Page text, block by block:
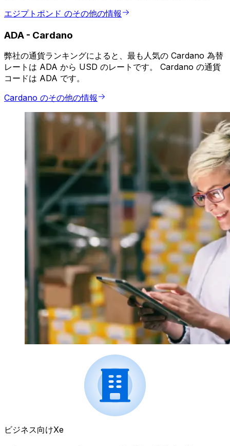
エジプトポンド のその他の情報
ADA - Cardano
弊社の通貨ランキングによると、最も人気の Cardano 為替
レートは ADA から USD のレートです。 Cardano の通貨
コードは ADA です。
Cardano のその他の情報
ビジネス向けXe